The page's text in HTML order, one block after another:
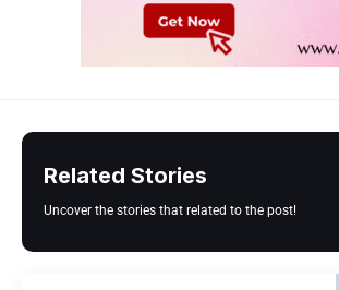
Related Stories
Uncover the stories that related to the post!